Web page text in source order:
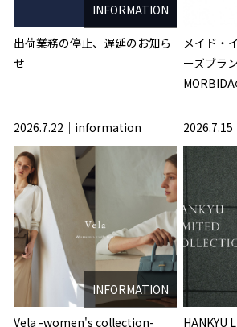
INFORMATION
出荷業務の停止、遅延のお知ら
せ
メイド・
ーズブラ
2026.7.22 information
INFORMATION
Vela -women's collection-
2026.7.15
HANKYU